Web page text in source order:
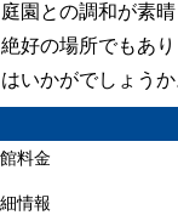
園との調和が素
好の場所でもあ
いかがでしょう
料金
情報